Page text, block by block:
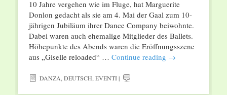
10 Jahre vergehen wie im Fluge, hat Marguerite
Donlon gedacht als sie am 4. Mai der Gaal zum 10-
jährigen Jubiläum ihrer Dance Company beiwohnte.
Dabei waren auch ehemalige Mitglieder des Ballets.
Höhepunkte des Abends waren die Eröffnungsszene
aus „Giselle reloaded“ … Continue reading →
DANZA,DEUTSCH,EVENTI|